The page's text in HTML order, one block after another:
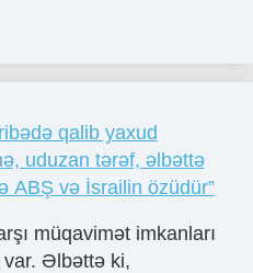
qalib yaxud
uduzan tərəf, əlbəttə
ABŞ və İsrailin özüdür”
müqavimət imkanları
var. Əlbəttə ki,